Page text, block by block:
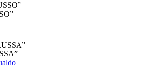
”
”